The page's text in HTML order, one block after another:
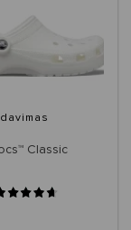
Classic